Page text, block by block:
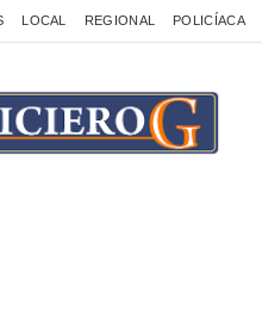
LOCAL REGIONAL POLICÍACA